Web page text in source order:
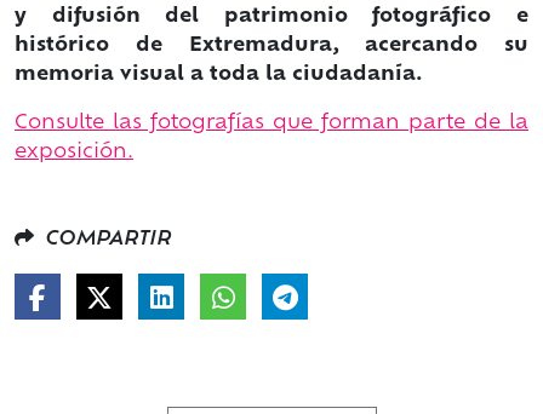
y difusión del patrimonio fotográfico e
histórico de Extremadura, acercando su
memoria visual a toda la ciudadanía.
Consulte las fotografías que forman parte de la
exposición.
COMPARTIR